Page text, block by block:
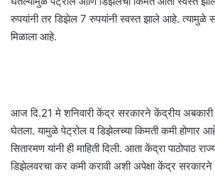
रुपयांनी तर डिझेल 7 रुपयांनी स्वस्त झाले आहे. त्यामुळे
मिळाला आहे.
आज दि.21 मे शनिवारी केंद्र सरकारने केंद्रीय अबकारी
घेतला. यामुळे पेट्रोल व डिझेलच्या किमती कमी होणार
सितारमण यांनी ही माहिती दिली. आता केंद्रा पाठोपाठ
डिझेलवरचा कर कमी करावी अशी अपेक्षा केंद्र